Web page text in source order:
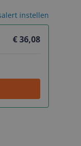
€ 36,08
instellen